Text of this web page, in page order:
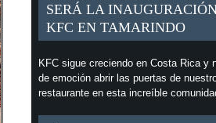
SERÁ LA
KFC EN TAMARINDO
KFC sigue creciendo en Costa Rica y
de emoción abrir las puertas de
restaurante en esta increíble